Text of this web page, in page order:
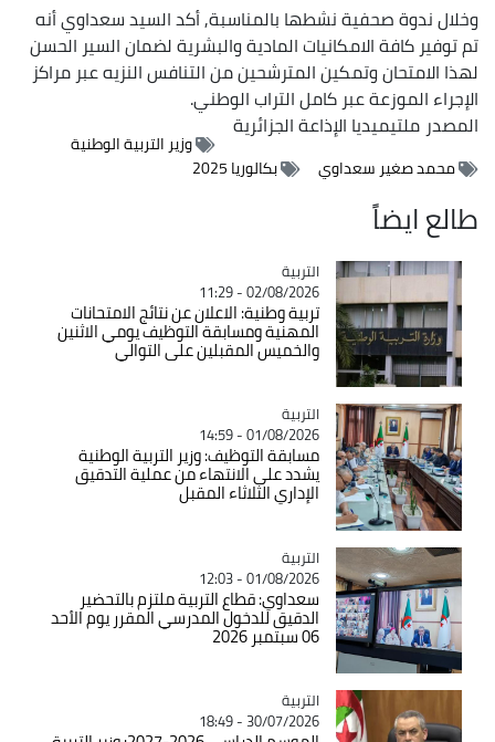
وخلال ندوة صحفية نشطها بالمناسبة, أكد السيد سعداوي أنه
تم توفير كافة الامكانيات المادية والبشرية لضمان السير الحسن
لهذا الامتحان وتمكين المترشحين من التنافس النزيه عبر مراكز
الإجراء الموزعة عبر كامل التراب الوطني.
المصدرملتيميديا الإذاعة الجزائرية
وزير التربية الوطنية
محمد صغير سعداوي
بكالوريا 2025
طالع ايضاً
Catégorie
التربية
02/08/2026 - 11:29
تربية وطنية: الاعلان عن نتائج الامتحانات
المهنية ومسابقة التوظيف يومي الاثنين
والخميس المقبلين على التوالي
Catégorie
التربية
01/08/2026 - 14:59
مسابقة التوظيف: وزير التربية الوطنية
يشدد على الانتهاء من عملية التدقيق
الإداري الثلاثاء المقبل
Catégorie
التربية
01/08/2026 - 12:03
سعداوي: قطاع التربية ملتزم بالتحضير
الدقيق للدخول المدرسي المقرر يوم الأحد
06 سبتمبر 2026
Catégorie
التربية
30/07/2026 - 18:49